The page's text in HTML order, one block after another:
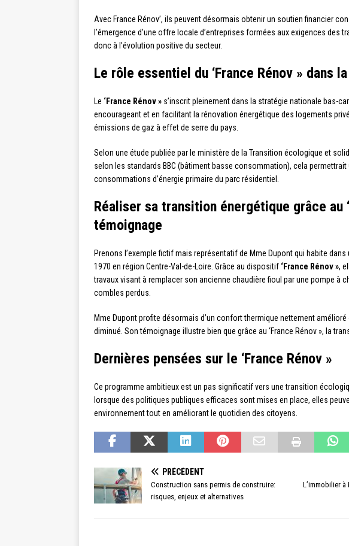
Avec France Rénov’, ils peuvent désormais obtenir un soutien financier
l’émergence d’une offre locale d’entreprises formées aux exigences des
donc à l’évolution positive du secteur.
Le rôle essentiel du ‘France Rénov » dans
Le ‘France Rénov » s’inscrit pleinement dans la stratégie nationale bas-
encourageant et en facilitant la rénovation énergétique des logements
émissions de gaz à effet de serre du pays.
Selon une étude publiée par le ministère de la Transition écologique et
selon les standards BBC (bâtiment basse consommation), cela
consommations d’énergie primaire du parc résidentiel.
Réaliser sa transition énergétique grâce au
témoignage
Prenons l’exemple fictif mais représentatif de Mme Dupont qui habite
1970 en région Centre-Val-de-Loire. Grâce au dispositif ‘France Rénov »,
travaux visant à remplacer son ancienne chaudière fioul par une pompe à
combles perdus.
Mme Dupont profite désormais d’un confort thermique nettement
diminué. Son témoignage illustre bien que grâce au ‘France Rénov », la
Dernières pensées sur le ‘France Rénov »
Ce programme ambitieux est un pas significatif vers une transition
lorsque des politiques publiques efficaces sont mises en place, elles
environnement tout en améliorant le quotidien des citoyens.
PRÉCÉDENT
Construction sans permis de construire:
risques, enjeux et alternatives
L’immobilier